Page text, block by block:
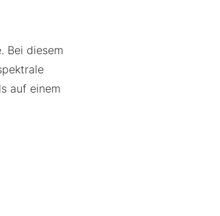
Bei diesem
auf einem